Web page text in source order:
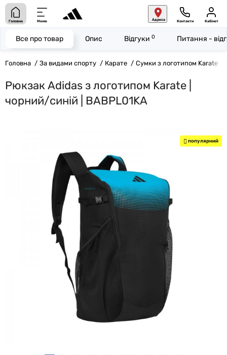
Головна Меню Адреса Контакти Кабінет
Головна За видами спорту Карате Сумки з логотипом Karate
Рюкзак Adidas з логотипом Karate |
чорний/синій | BABPL01KA
Все про товар Опис Відгуки 0 Питання -
популярний